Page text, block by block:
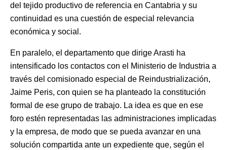
del tejido productivo de referencia en Cantabria y su
continuidad es una cuestión de especial relevancia
económica y social.
En paralelo, el departamento que dirige Arasti ha
intensificado los contactos con el Ministerio de Industria a
través del comisionado especial de Reindustrialización,
Jaime Peris, con quien se ha planteado la constitución
formal de ese grupo de trabajo. La idea es que en ese
foro estén representadas las administraciones implicadas
y la empresa, de modo que se pueda avanzar en una
solución compartida ante un expediente que, según el